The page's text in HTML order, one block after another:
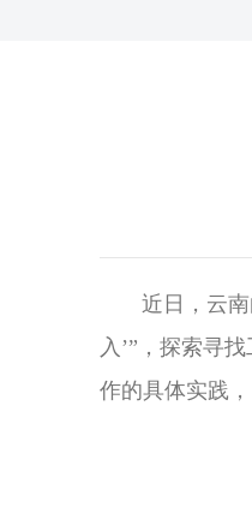
近日，云南白
入’”，探索寻
作的具体实践